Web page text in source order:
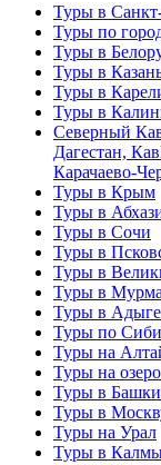
Туры в
Туры по
Туры в
Туры в
Туры в
Туры в
Северный
Дагестан,
Карачаево-
Туры в Крым
Туры в
Туры в Сочи
Туры в
Туры в
Туры в
Туры в
Туры по
Туры на
Туры на
Туры в
Туры в
Туры на Урал
Туры в